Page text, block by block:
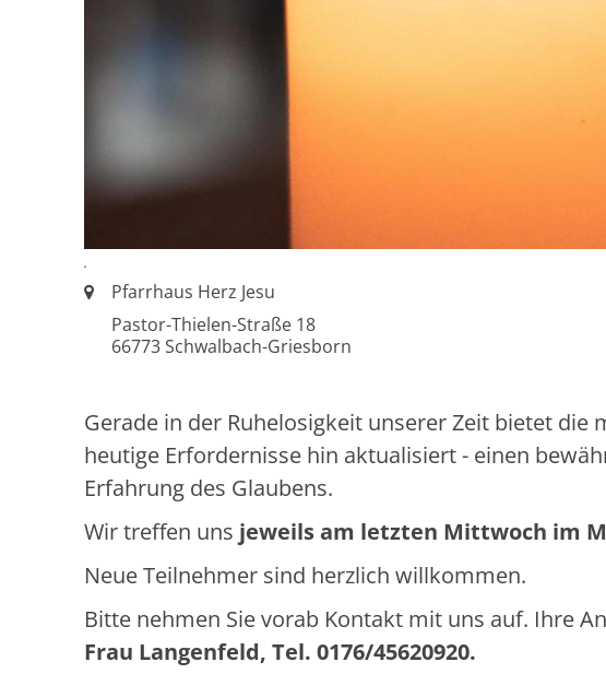
.
Ort:Pfarrhaus Herz Jesu
Pastor-Thielen-Straße 18
66773Schwalbach-Griesborn
Gerade in der Ruhelosigkeit unserer Zeit bietet die
heutige Erfordernisse hin aktualisiert - einen
Erfahrung des Glaubens.
Wir treffen uns jeweils am letzten Mittwoch im
Neue Teilnehmer sind herzlich willkommen.
Bitte nehmen Sie vorab Kontakt mit uns auf. Ihre
Frau Langenfeld, Tel. 0176/45620920.